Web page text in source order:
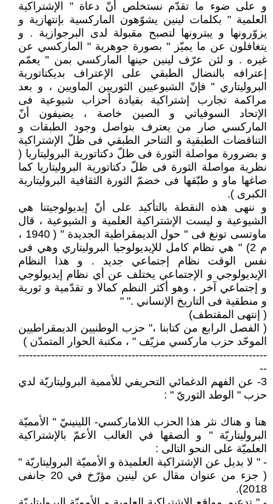
و على ضوء ما تقدّم نستخلص أنّ دعاة " الإشتراكية
العلمية " بكلمات لينين يشوّهون الماركسية بإنتهازية و
يزوّرونها و يبترونها لتصبح مقبولة لدى البرجوازية . و
يتغافلون عن ما يميّز " بصورة جوهرية " الماركسي عن
غيره . و لئن عرّف لينين حينها الماركسي بمن " يعمّم
إعترافه بالنضال الطبقي على الإعتراف بديكتاتورية
البروليتاري " فإنّ الشيوعيين الثوريين الماويين ، و بعد
مراكمة تجارب إشتراكية بقيادة أحزاب شيوعية فى
الإتحاد السوفياتي و الصين خاصة ، يضيفون أنّ
الماركسي صار من يعترف بتواصل وجود الطبقات و
التناقضات الطبقية و التناحر الطبقي فى ظلّ الإشتراكية
و بضرورة مواصلة الثورة فى ظلّ دكتاتورية البروليتاريا (
نظرية مواصلة الثورة فى ظلّ دكتاتورية البروليتاريا كما
صاغها ماو و طبّقها فى خضمّ الثورة الثقافية البروليتارية
الكبرى ).
و ننهى هذه النقطة بالتأكيد على أنّ إيديولوجيتنا هي
الشيوعية و ليست الإشتراكية العلمية و الشيوعية ، قال
ماوتسى تونغ فى " حول الديمقراطية الجديدة " ( 1940 ،
م 2) " هي نظام كامل للإيديولوجيا البروليتاري وهي فى
نفس الوقت نظام إجتماعي جديد . و هذا النظام
الإيديولوجي و الإجتماعي يختلف عن أي نظام إيديولوجي
و إجتماعي آخر ، وهو أكثر النظم كمالا و تقدّمية و ثورية
و منطقية فى التاريخ الإنساني ." "
( إنتهى المقتطف)
( الفصل الرابع من كتابنا ،" حزب الوطنيين الديمقراطيين
الموحّد حزب ماركسي مزيّف " ، مكتبة الحوار المتمدّن )
--------------------------------------------------------------------
--
3- عن الفهم الدغمائي التحريفي للأممية البروليتاريّة لدي
حزب " الوطد الثوريّ " :
هنا و هناك نثر هذا الحزب اللاماركسي- اللينينيّ " الأمميّة
البروليتاريّة " و ألصقها في الغالب الأعمّ بالإشتراكية
العلميّة على النحو التالى :
- " لا بديل عن الإشتراكية العلميذة و الأمميّة البروليتاريّة "
( جزء من عنوان مقال عن لينين مؤرّخ في 20 جانفى
2018).